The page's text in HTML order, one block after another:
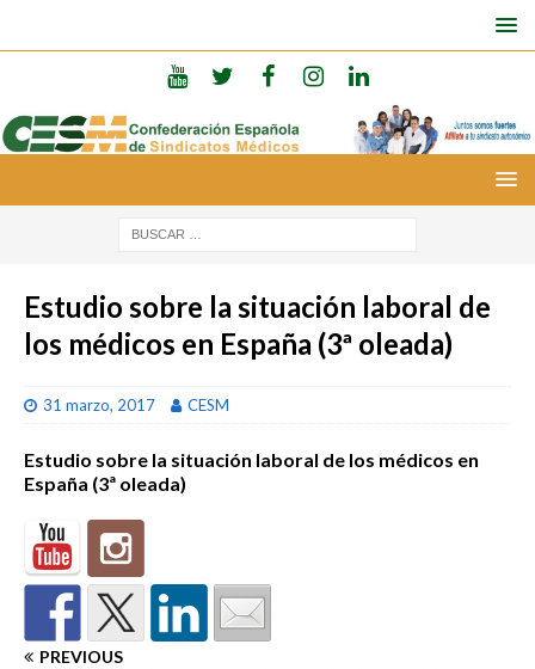
Estudio sobre la situación laboral de
los médicos en España (3ª oleada)
31 marzo, 2017 CESM
Estudio sobre la situación laboral de los médicos en
España (3ª oleada)
PREVIOUS